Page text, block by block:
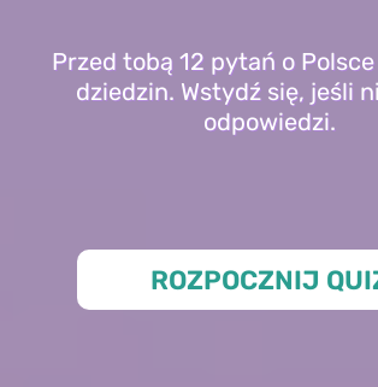
Przed tobą 12 pytań o
dziedzin. Wstydź się, jeśli
odpowiedzi.
ROZPOCZNIJ